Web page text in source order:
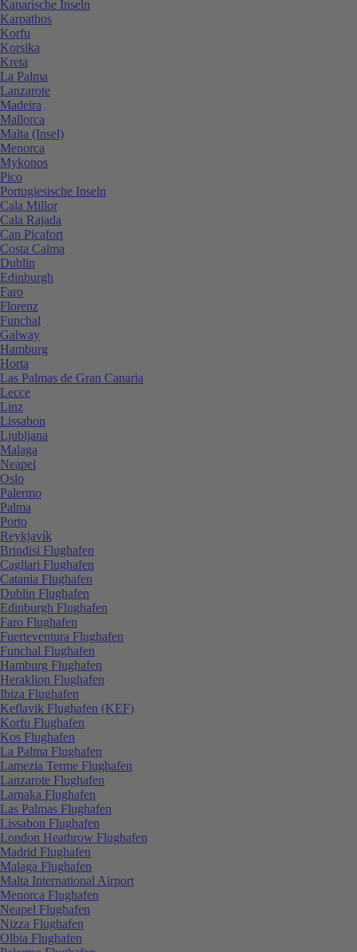
Kanarische Inseln
Karpathos
Korfu
Korsika
Kreta
La Palma
Lanzarote
Madeira
Mallorca
Malta (Insel)
Menorca
Mykonos
Pico
Portugiesische Inseln
Cala Millor
Cala Rajada
Can Picafort
Costa Calma
Dublin
Edinburgh
Faro
Florenz
Funchal
Galway
Hamburg
Horta
Las Palmas de Gran Canaria
Lecce
Linz
Lissabon
Ljubljana
Malaga
Neapel
Oslo
Palermo
Palma
Porto
Reykjavík
Brindisi Flughafen
Cagliari Flughafen
Catania Flughafen
Dublin Flughafen
Edinburgh Flughafen
Faro Flughafen
Fuerteventura Flughafen
Funchal Flughafen
Hamburg Flughafen
Heraklion Flughafen
Ibiza Flughafen
Keflavik Flughafen (KEF)
Korfu Flughafen
Kos Flughafen
La Palma Flughafen
Lamezia Terme Flughafen
Lanzarote Flughafen
Larnaka Flughafen
Las Palmas Flughafen
Lissabon Flughafen
London Heathrow Flughafen
Madrid Flughafen
Malaga Flughafen
Malta International Airport
Menorca Flughafen
Neapel Flughafen
Nizza Flughafen
Olbia Flughafen